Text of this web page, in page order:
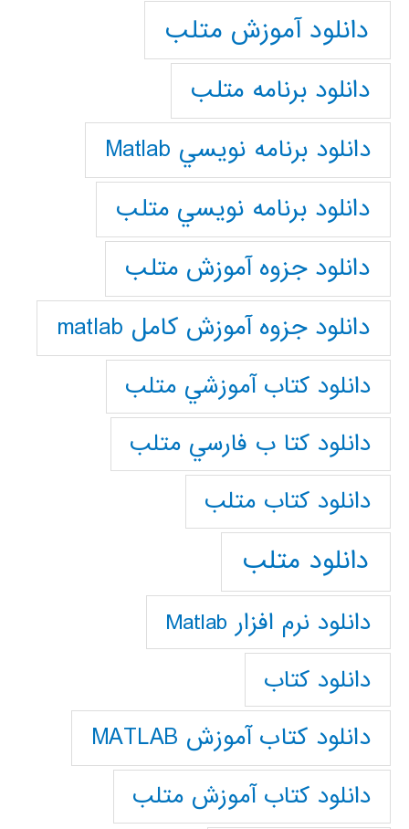
دانلود آموزش متلب
دانلود برنامه متلب
دانلود برنامه نويسي Matlab
دانلود برنامه نويسي متلب
دانلود جزوه آموزش متلب
دانلود جزوه آموزش کامل matlab
دانلود كتاب آموزشي متلب
دانلود كتا ب فارسي متلب
دانلود كتاب متلب
دانلود متلب
دانلود نرم افزار Matlab
دانلود کتاب
دانلود کتاب آموزش MATLAB
دانلود کتاب آموزش متلب